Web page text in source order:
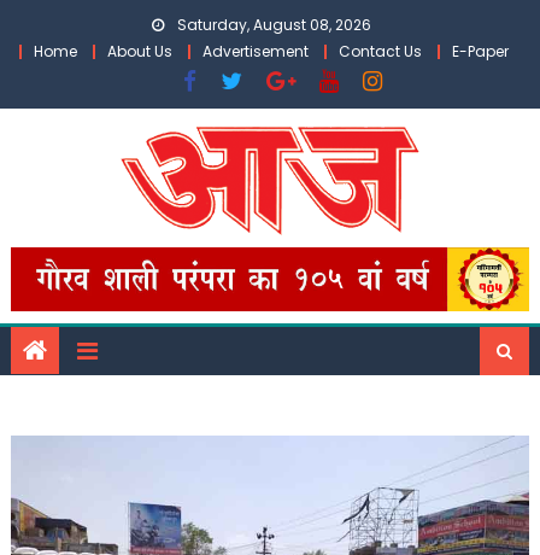
Saturday, August 08, 2026
Home
About Us Advertisement Contact Us E-Paper